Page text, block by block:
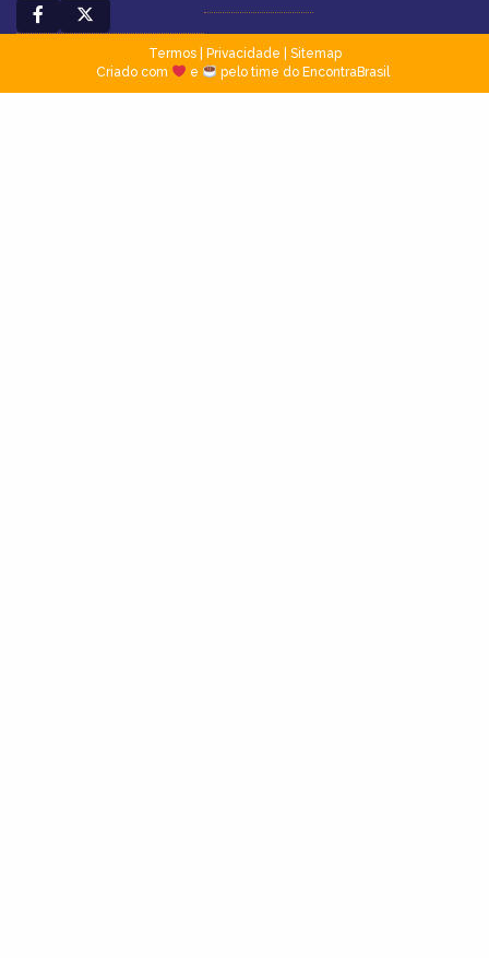
Termos| Privacidade
Sitemap
Criado com
e pelo time do EncontraBrasil